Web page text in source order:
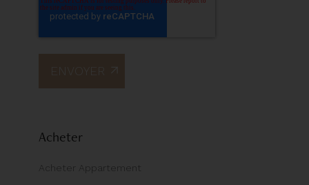
Acheter
Acheter Appartement